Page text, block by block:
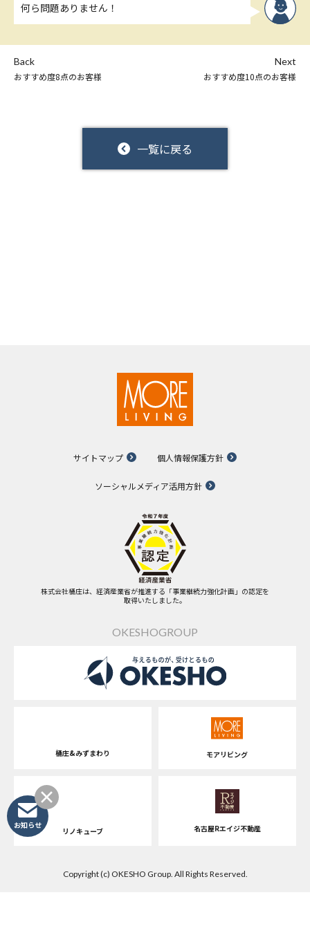
何ら問題ありません！
Back
おすすめ度8点のお客様
一覧に戻る
Next
おすすめ度10点のお客様
サイトマップ 個人情報保護方針
ソーシャルメディア活用方針
株式会社桶庄は、経済産業省が推進する「事業継続力強化計画」の認定を
取得いたしました。
OKESHOGROUP
桶庄&みずまわり モアリビング
リノキューブ 名古屋Rエイジ不動産
Copyright (c) OKESHO Group. All Rights Reserved.
お知らせ